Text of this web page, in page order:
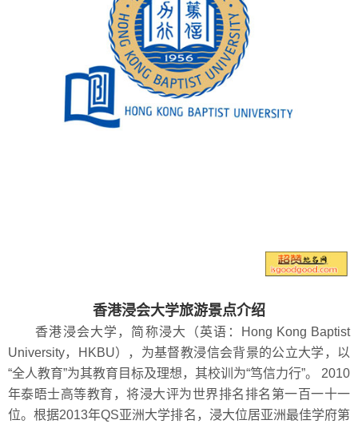
香港浸会大学旅游景点介绍
香港浸会大学，简称浸大（英语：Hong Kong Baptist
University，HKBU），为基督教浸信会背景的公立大学，以
“全人教育”为其教育目标及理想，其校训为“笃信力行”。 2010
年泰晤士高等教育，将浸大评为世界排名排名第一百一十一
位。根据2013年QS亚洲大学排名，浸大位居亚洲最佳学府第